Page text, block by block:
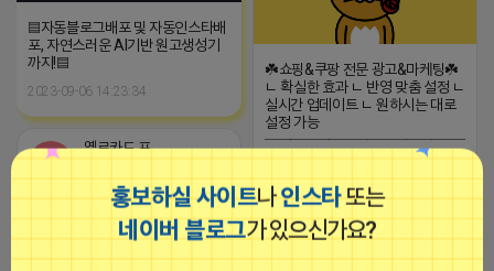
홍보하실 사이트나인스타또는
네이버 블로그가 있으신가요?
▤자동블로그배포 및 자동인스타배
포, 자연스러운 AI기반 원고생성기
까지!▤
2023-09-06 14:23:34
☘️쇼핑&쿠팡 전문 광고&마케팅☘️
ㄴ 확실한 효과 ㄴ 반영 맞춤 설정 ㄴ
실시간 업데이트 ㄴ 원하시는 대로
설정 가능
효율적인 검토로 기대 이상의 마케
팅 cpc보다 나은 1:1 맞춤 최적화
솔루션 효율&반영 좋은 것만 추천
드립니다.
- 블로그/카페/모든 플랫폼 리뷰/리
옐로카드 프로도